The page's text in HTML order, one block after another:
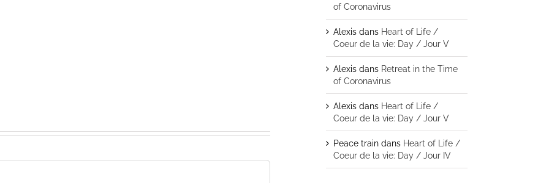
of Coronavirus
Alexis dans Heart of Life /
Coeur de la vie: Day / Jour V
Alexis dans Retreat in the Time
of Coronavirus
Alexis dans Heart of Life /
Coeur de la vie: Day / Jour V
Peace train dans Heart of Life /
Coeur de la vie: Day / Jour IV